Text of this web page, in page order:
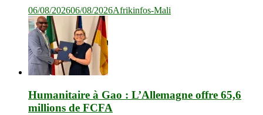
06/08/202606/08/2026Afrikinfos-Mali
Humanitaire à Gao : L’Allemagne offre 65,6
millions de FCFA